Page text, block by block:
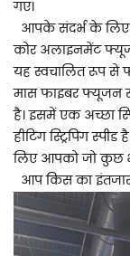
गए।
आपके संदर्भ के लिए
कोर अलाइनमेंट
यह स्वचालित रूप से
मास फाइबर फ्यूजन
है। इसमें एक अच्छा
हीटिंग स्ट्रिपिंग
लिए आपको जो कुछ
आप किस का